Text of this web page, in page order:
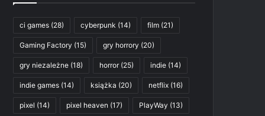
ci games (28) cyberpunk (14) film (21)
Gaming Factory (15) gry horrory (20)
gry niezależne (18) horror(25) indie (14)
indie games (14) książka (20) netflix (16)
pixel (14) pixel heaven (17) PlayWay (13)